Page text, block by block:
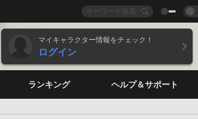
マイキャラクター情報をチェック！
ログイン
ランキング ヘルプ＆サポート